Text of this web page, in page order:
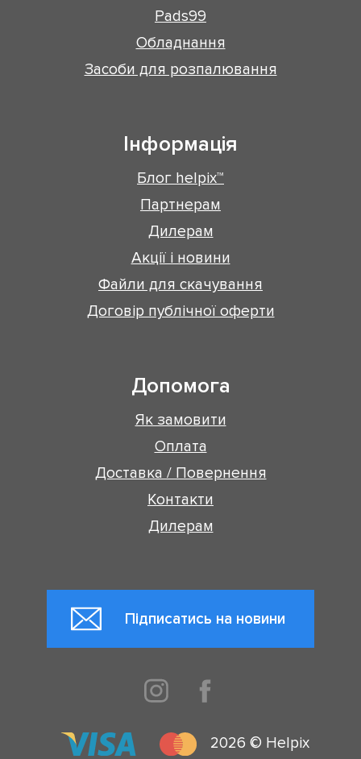
Pads99
Обладнання
Засоби для розпалювання
Інформація
Блог helpix™
Партнерам
Дилерам
Акції і новини
Файли для скачування
Договір публічної оферти
Допомога
Як замовити
Оплата
Доставка / Повернення
Контакти
Дилерам
Підписатись на новини
2026 © Helpix